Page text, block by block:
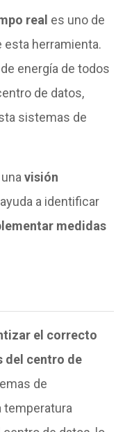
real es uno de
esta herramienta.
energía de todos
de datos,
sistemas de
visión
a identificar
medidas
el correcto
del centro de
de
temperatura